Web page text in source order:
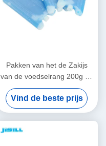
Pakken van het de Zakijs
van de voedselrang 200g de
Harde Shell Koele voor
Bevroren Voedsel, de Koude
compressen van de
Lunchdoos
Vind de beste prijs